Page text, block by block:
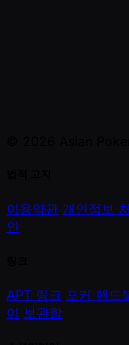
이용약관 개인정보
인
APT 링크 포커 핸드
이 보관함